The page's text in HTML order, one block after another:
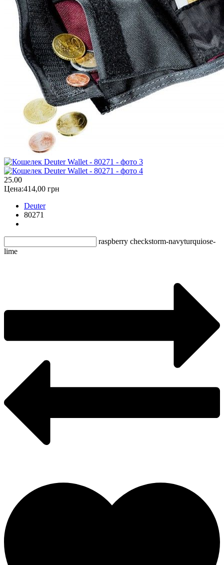
25.00
Цена:414,00 грн
Deuter
80271
raspberry checkstorm-navyturquiose-
lime